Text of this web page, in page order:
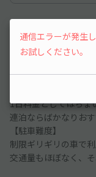
三日間利用、異常な
1日料金としてはちょ
連泊ならばかなりおす
【駐車難度】
制限ギリギリの車で利
交通量もほぼなく、
通信エラーが発生
お試しください。